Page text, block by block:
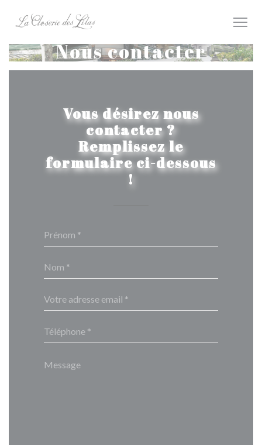
Nous contacter
Vous désirez nous
contacter ?
Remplissez le
formulaire ci-dessous
!